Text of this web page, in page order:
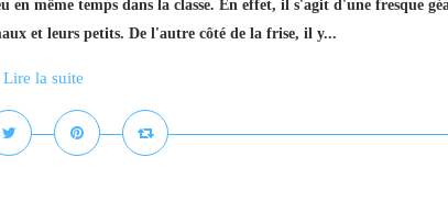
même temps dans la classe. En effet, il s'agit d'une fresque
et leurs petits. De l'autre côté de la frise, il y...
Lire la suite